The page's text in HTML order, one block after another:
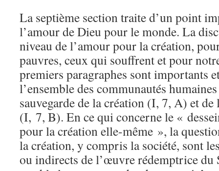
La septième section traite d’un point
l’amour de Dieu pour le monde. La
niveau de l’amour pour la création,
pauvres, ceux qui souffrent et pour
premiers paragraphes sont importants
l’ensemble des communautés
sauvegarde de la création (I, 7, A) et
(I, 7, B). En ce qui concerne le «
pour la création elle-même », la
la création, y compris la société, sont
ou indirects de l’œuvre rédemptrice du